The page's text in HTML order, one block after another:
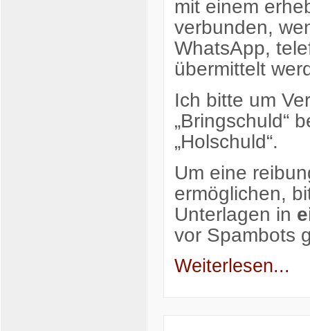
mit einem
verbunden,
WhatsApp,
übermittelt
Ich bitte um
„Bringschuld“
„Holschuld“.
Um eine
ermöglichen,
Unterlagen in
vor Spambots
Weiterlesen...